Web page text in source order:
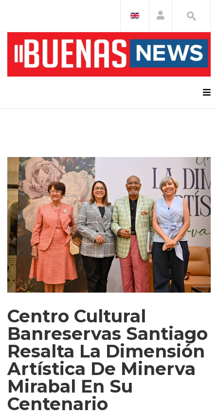
Centro Cultural
Banreservas Santiago
Resalta La Dimensión
Artística De Minerva
Mirabal En Su
Centenario